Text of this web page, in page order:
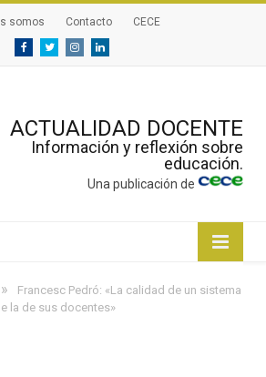
somos Contacto CECE
FacebookTwitterInstagramLinkedin
ACTUALIDAD DOCENTE
Información y reflexión sobre
educación.
Una publicación de
»
Francesc Pedró: «La calidad de un sistema
la de sus docentes»